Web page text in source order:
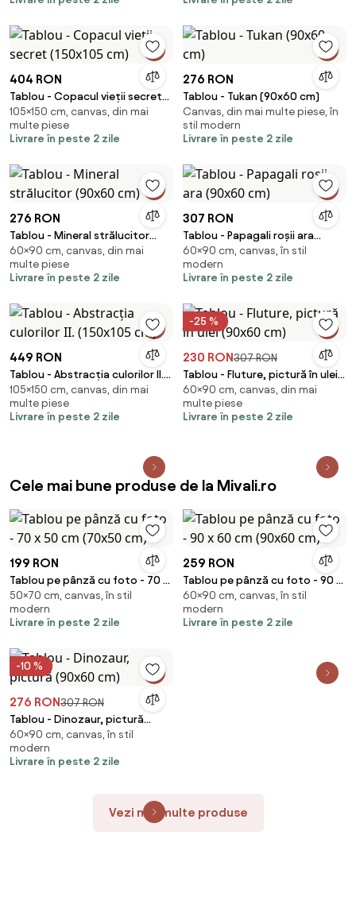
404 RON
Tablou - Copacul vieții secret
(150x105 cm)
105×150 cm, canvas, din mai
multe piese
Livrare în peste 2 zile
276 RON
Tablou - Tukan (90x60 cm)
Canvas, din mai multe piese, în
stil modern
Livrare în peste 2 zile
276 RON
Tablou - Mineral strălucitor
(90x60 cm)
60×90 cm, canvas, din mai
multe piese
Livrare în peste 2 zile
307 RON
Tablou - Papagali roșii ara
(90x60 cm)
60×90 cm, canvas, în stil
modern
Livrare în peste 2 zile
449 RON
Tablou - Abstracția culorilor II.
(150x105 cm)
105×150 cm, canvas, din mai
multe piese
Livrare în peste 2 zile
-25 %
230 RON307 RON
Tablou - Fluture, pictură în ulei
(90x60 cm)
60×90 cm, canvas, din mai
multe piese
Livrare în peste 2 zile
Cele mai bune produse de la Mivali.ro
199 RON
Tablou pe pânză cu foto - 70 x
50 cm (70x50 cm)
50×70 cm, canvas, în stil
modern
Livrare în peste 2 zile
259 RON
Tablou pe pânză cu foto - 90 x
60 cm (90x60 cm)
60×90 cm, canvas, în stil
modern
Livrare în peste 2 zile
-10 %
276 RON307 RON
Tablou - Dinozaur, pictură
(90x60 cm)
60×90 cm, canvas, în stil
modern
Livrare în peste 2 zile
Vezi mai multe produse